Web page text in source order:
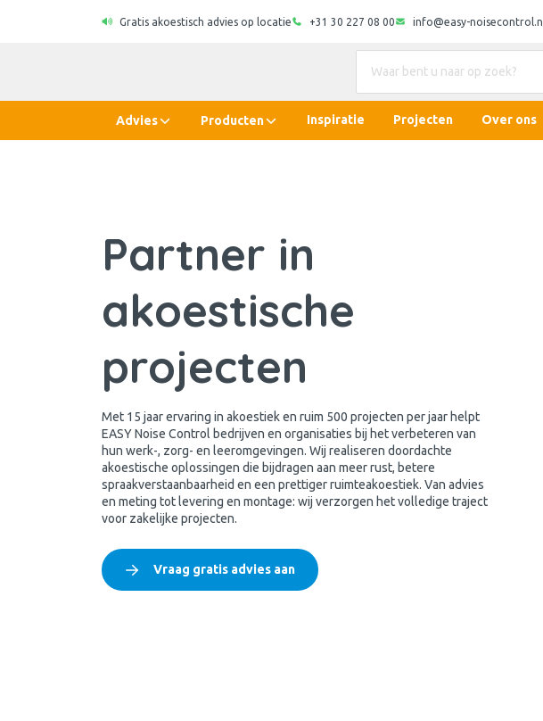
Gratis akoestisch advies op locatie +31 30 227 08 00 info@easy-noisecontrol.nl
Advies Producten Inspiratie Projecten Over ons
Partner in
akoestische
projecten
Met 15 jaar ervaring in akoestiek en ruim 500 projecten per jaar helpt
EASY Noise Control bedrijven en organisaties bij het verbeteren van
hun werk-, zorg- en leeromgevingen. Wij realiseren doordachte
akoestische oplossingen die bijdragen aan meer rust, betere
spraakverstaanbaarheid en een prettiger ruimteakoestiek. Van advies
en meting tot levering en montage: wij verzorgen het volledige traject
voor zakelijke projecten.
Vraag gratis advies aan